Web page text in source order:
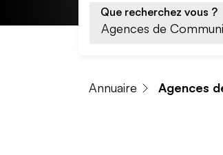
Que recherchez vous ?
Annuaire Agences